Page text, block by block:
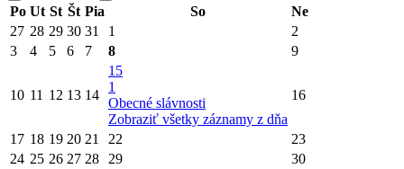
Po Ut St Št Pia So
Ne
27 28 29 30 31 1
2
3
4 5 6 7 8 9
10 11 12 13 14
15
1
Obecné slávnosti
Zobraziť všetky záznamy z dňa
16
17 18 19 20 21 22
23
24 25 26 27 28 29
30